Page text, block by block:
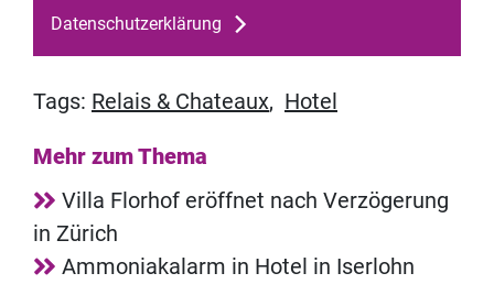
Datenschutzerklärung
Tags: Relais & Chateaux, Hotel
Mehr zum Thema
Villa Florhof eröffnet nach Verzögerung
in Zürich
Ammoniakalarm in Hotel in Iserlohn